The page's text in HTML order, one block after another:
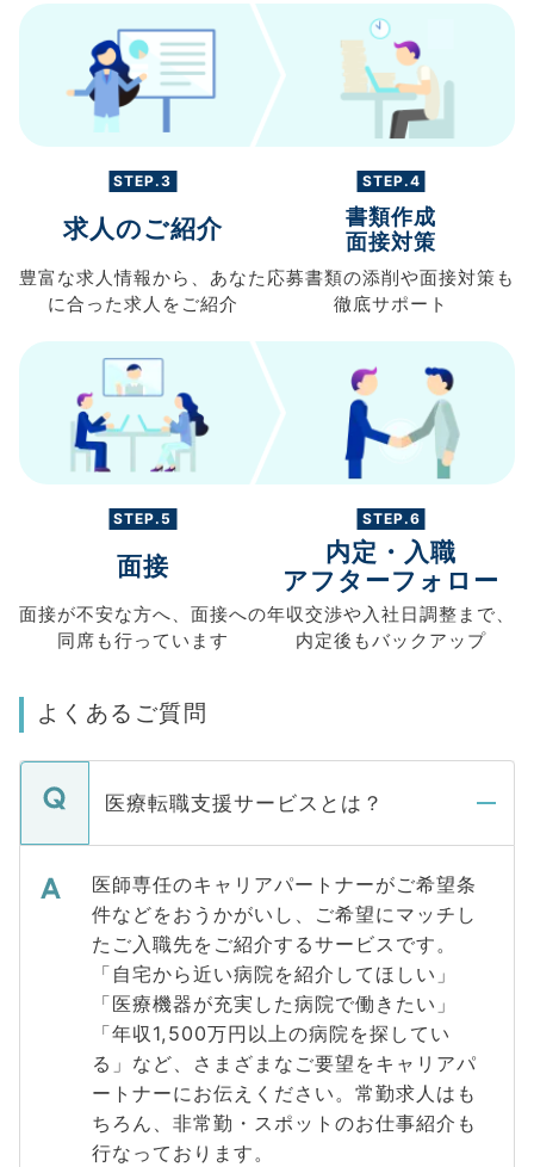
STEP.3
求人のご紹介
豊富な求人情報から、 あなた
に合った求人を ご紹介
STEP.4
書類作成
面接対策
応募書類の添削や面接対策も
徹底サポート
STEP.5
面接
面接が不安な方へ、 面接への
同席も行っています
STEP.6
内定・入職
アフターフォロー
年収交渉や入社日調整まで、
内定後もバックアップ
よくあるご質問
医療転職支援サービスとは？
医師専任のキャリアパートナーがご希望条
件などをおうかがいし、ご希望にマッチし
たご入職先をご紹介するサービスです。
「自宅から近い病院を紹介してほしい」
「医療機器が充実した病院で働きたい」
「年収1,500万円以上の病院を探してい
る」など、さまざまなご要望をキャリアパ
ートナーにお伝えください。常勤求人はも
ちろん、非常勤・スポットのお仕事紹介も
行なっております。